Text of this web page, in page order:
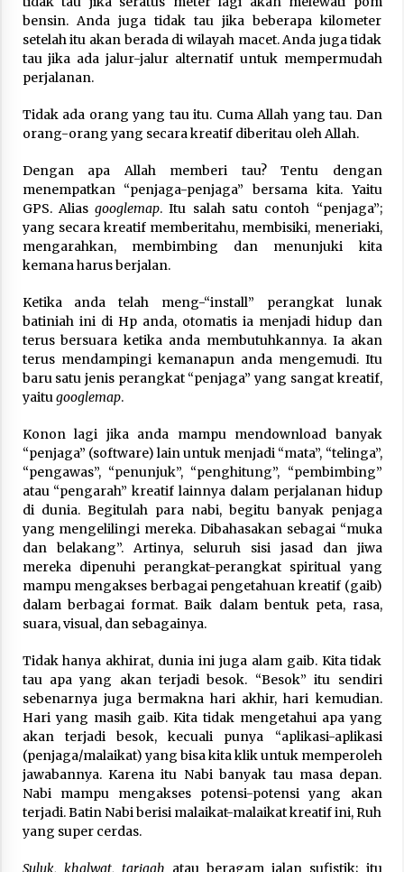
bensin. Anda juga tidak tau jika beberapa kilometer
setelah itu akan berada di wilayah macet. Anda juga tidak
tau jika ada jalur-jalur alternatif untuk mempermudah
perjalanan.
Tidak ada orang yang tau itu. Cuma Allah yang tau. Dan
orang-orang yang secara kreatif diberitau oleh Allah.
Dengan apa Allah memberi tau? Tentu dengan
menempatkan “penjaga-penjaga” bersama kita. Yaitu
GPS. Aliasgooglemap. Itu salah satu contoh “penjaga”;
yang secara kreatif memberitahu, membisiki, meneriaki,
mengarahkan, membimbing dan menunjuki kita
kemana harus berjalan.
Ketika anda telah meng-“install” perangkat lunak
batiniah ini di Hp anda, otomatis ia menjadi hidup dan
terus bersuara ketika anda membutuhkannya. Ia akan
terus mendampingi kemanapun anda mengemudi. Itu
baru satu jenis perangkat “penjaga” yang sangat kreatif,
yaitugooglemap.
Konon lagi jika anda mampu mendownload banyak
“penjaga” (software) lain untuk menjadi “mata”, “telinga”,
“pengawas”, “penunjuk”, “penghitung”, “pembimbing”
atau “pengarah” kreatif lainnya dalam perjalanan hidup
di dunia. Begitulah para nabi, begitu banyak penjaga
yang mengelilingi mereka. Dibahasakan sebagai “muka
dan belakang”. Artinya, seluruh sisi jasad dan jiwa
mereka dipenuhi perangkat-perangkat spiritual yang
mampu mengakses berbagai pengetahuan kreatif (gaib)
dalam berbagai format. Baik dalam bentuk peta, rasa,
suara, visual, dan sebagainya.
Tidak hanya akhirat, dunia ini juga alam gaib. Kita tidak
tau apa yang akan terjadi besok. “Besok” itu sendiri
sebenarnya juga bermakna hari akhir, hari kemudian.
Hari yang masih gaib. Kita tidak mengetahui apa yang
akan terjadi besok, kecuali punya “aplikasi-aplikasi
(penjaga/malaikat) yang bisa kita klik untuk memperoleh
jawabannya. Karena itu Nabi banyak tau masa depan.
Nabi mampu mengakses potensi-potensi yang akan
terjadi. Batin Nabi berisi malaikat-malaikat kreatif ini, Ruh
yang super cerdas.
Suluk, khalwat, tariqah atau beragam jalan sufistik; itu